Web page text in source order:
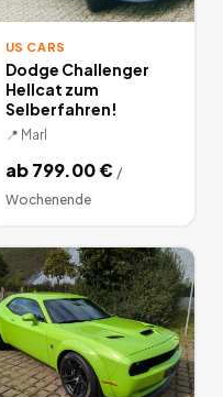
US CARS
Dodge Challenger
Hellcat zum
Selberfahren!
📍 Marl
ab799.00€ /
Wochenende